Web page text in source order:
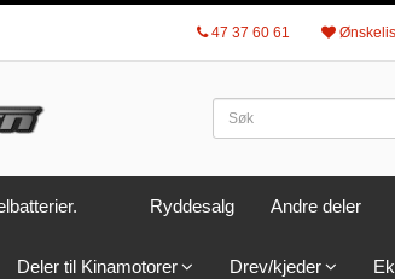
47 37 60 61
Ryddesalg Andre deler
Deler til Kinamotorer Drev/kjeder